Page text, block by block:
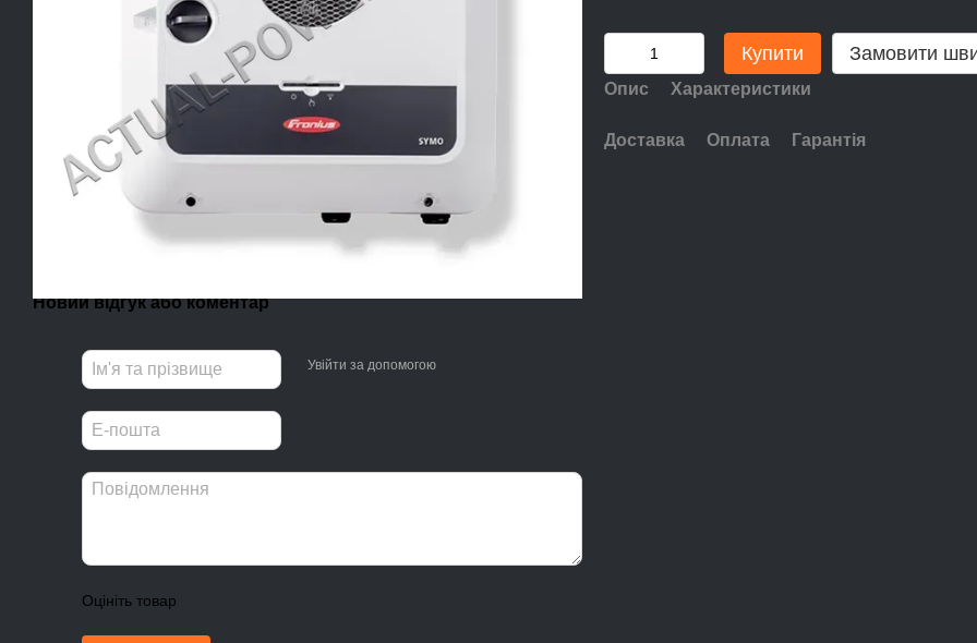
Новий відгук або коментар
Увійти за допомогою
Оцініть товар
Купити Замовити
Опис Характеристики
Доставка Оплата Гарантія